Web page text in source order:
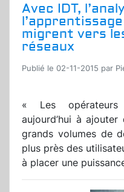
Avec IDT,
migrent vers
réseaux
Publié le 02-11-2015 par
« Les
aujourd’hui à
grands volumes de
plus près des
à placer une